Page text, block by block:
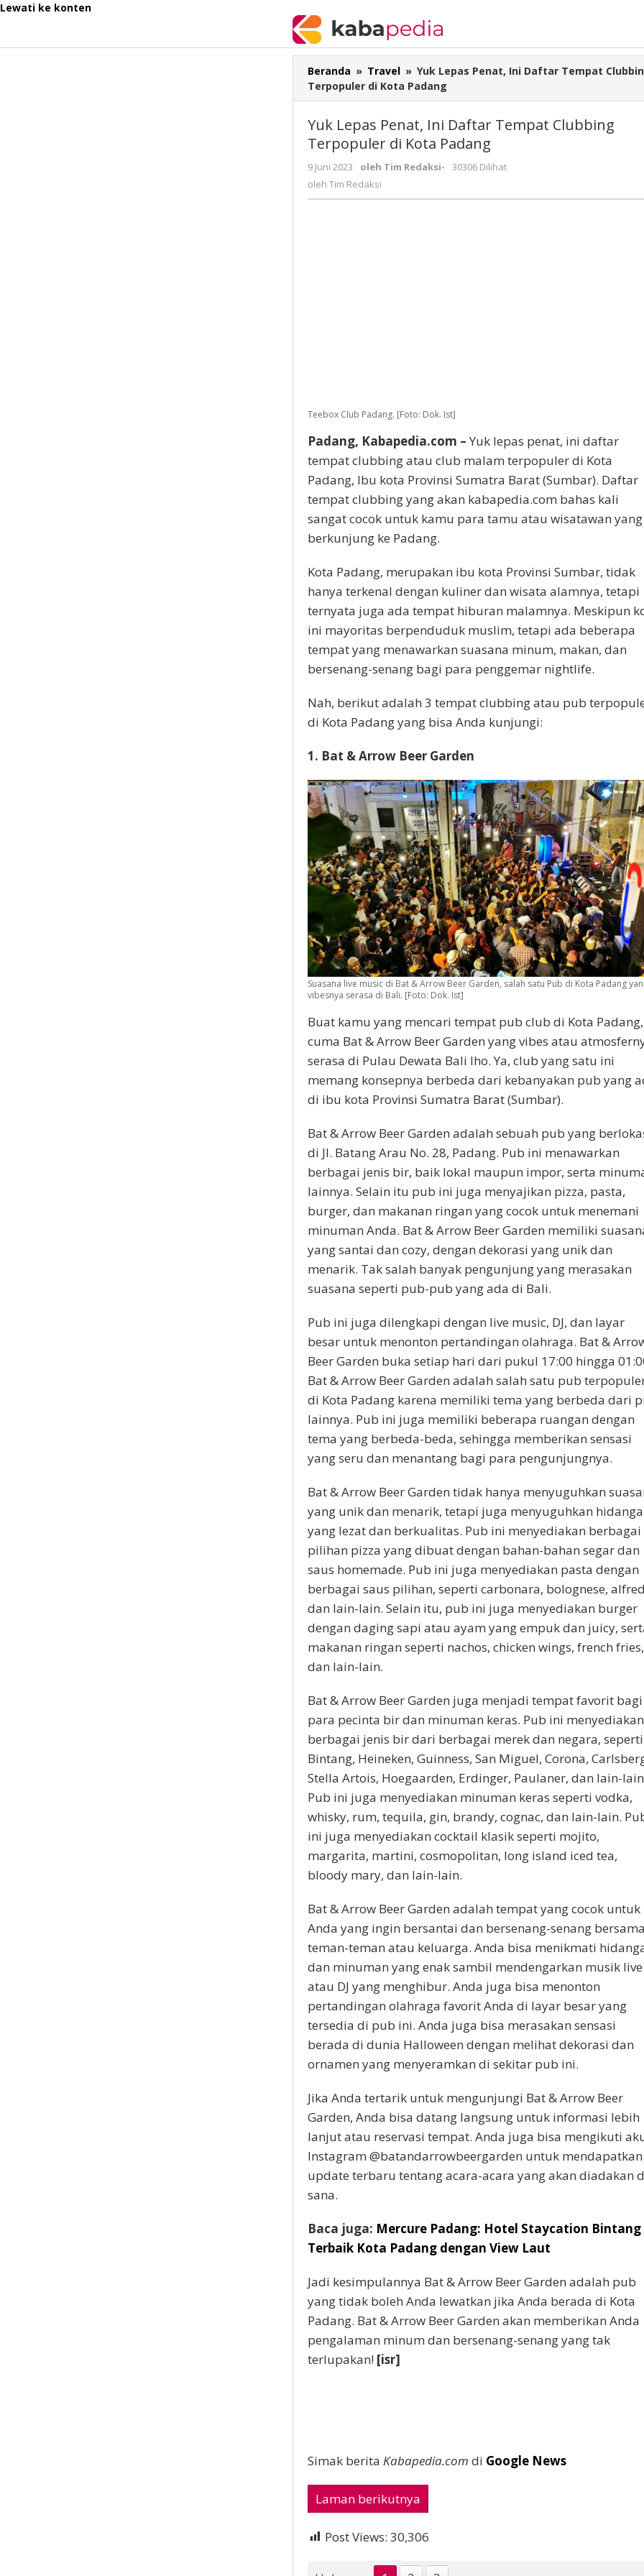
Lewati ke konten
Beranda » Travel » Yuk Lepas Penat, Ini Daftar Tempat
Terpopuler di Kota Padang
Yuk Lepas Penat, Ini Daftar Tempat Clubbing
Terpopuler di Kota Padang
9 Juni 2023 oleh Tim Redaksi-
30306 Dilihat
oleh Tim Redaksi
Teebox Club Padang. [Foto: Dok. Ist]
Padang, Kabapedia.com – Yuk lepas penat, ini daftar
tempat clubbing atau club malam terpopuler di Kota
Padang, Ibu kota Provinsi Sumatra Barat (Sumbar). Daftar
tempat clubbing yang akan kabapedia.com bahas kali
sangat cocok untuk kamu para tamu atau wisatawan yang
berkunjung ke Padang.
Kota Padang, merupakan ibu kota Provinsi Sumbar, tidak
hanya terkenal dengan kuliner dan wisata alamnya, tetapi
ternyata juga ada tempat hiburan malamnya. Meskipun
ini mayoritas berpenduduk muslim, tetapi ada beberapa
tempat yang menawarkan suasana minum, makan, dan
bersenang-senang bagi para penggemar nightlife.
Nah, berikut adalah 3 tempat clubbing atau pub
di Kota Padang yang bisa Anda kunjungi:
1. Bat & Arrow Beer Garden
Suasana live music di Bat & Arrow Beer Garden, salah satu Pub di Kota Padang
vibesnya serasa di Bali. [Foto: Dok. Ist]
Buat kamu yang mencari tempat pub club di Kota Padang,
cuma Bat & Arrow Beer Garden yang vibes atau
serasa di Pulau Dewata Bali lho. Ya, club yang satu ini
memang konsepnya berbeda dari kebanyakan pub yang
di ibu kota Provinsi Sumatra Barat (Sumbar).
Bat & Arrow Beer Garden adalah sebuah pub yang
di Jl. Batang Arau No. 28, Padang. Pub ini menawarkan
berbagai jenis bir, baik lokal maupun impor, serta
lainnya. Selain itu pub ini juga menyajikan pizza, pasta,
burger, dan makanan ringan yang cocok untuk menemani
minuman Anda. Bat & Arrow Beer Garden memiliki
yang santai dan cozy, dengan dekorasi yang unik dan
menarik. Tak salah banyak pengunjung yang merasakan
suasana seperti pub-pub yang ada di Bali.
Pub ini juga dilengkapi dengan live music, DJ, dan layar
besar untuk menonton pertandingan olahraga. Bat &
Beer Garden buka setiap hari dari pukul 17:00 hingga
Bat & Arrow Beer Garden adalah salah satu pub
di Kota Padang karena memiliki tema yang berbeda dari
lainnya. Pub ini juga memiliki beberapa ruangan dengan
tema yang berbeda-beda, sehingga memberikan sensasi
yang seru dan menantang bagi para pengunjungnya.
Bat & Arrow Beer Garden tidak hanya menyuguhkan
yang unik dan menarik, tetapi juga menyuguhkan
yang lezat dan berkualitas. Pub ini menyediakan berbagai
pilihan pizza yang dibuat dengan bahan-bahan segar dan
saus homemade. Pub ini juga menyediakan pasta dengan
berbagai saus pilihan, seperti carbonara, bolognese,
dan lain-lain. Selain itu, pub ini juga menyediakan burger
dengan daging sapi atau ayam yang empuk dan juicy,
makanan ringan seperti nachos, chicken wings, french fries,
dan lain-lain.
Bat & Arrow Beer Garden juga menjadi tempat favorit bagi
para pecinta bir dan minuman keras. Pub ini menyediakan
berbagai jenis bir dari berbagai merek dan negara, seperti
Bintang, Heineken, Guinness, San Miguel, Corona,
Stella Artois, Hoegaarden, Erdinger, Paulaner, dan lain-
Pub ini juga menyediakan minuman keras seperti vodka,
whisky, rum, tequila, gin, brandy, cognac, dan lain-lain.
ini juga menyediakan cocktail klasik seperti mojito,
margarita, martini, cosmopolitan, long island iced tea,
bloody mary, dan lain-lain.
Bat & Arrow Beer Garden adalah tempat yang cocok untuk
Anda yang ingin bersantai dan bersenang-senang
teman-teman atau keluarga. Anda bisa menikmati
dan minuman yang enak sambil mendengarkan musik live
atau DJ yang menghibur. Anda juga bisa menonton
pertandingan olahraga favorit Anda di layar besar yang
tersedia di pub ini. Anda juga bisa merasakan sensasi
berada di dunia Halloween dengan melihat dekorasi dan
ornamen yang menyeramkan di sekitar pub ini.
Jika Anda tertarik untuk mengunjungi Bat & Arrow Beer
Garden, Anda bisa datang langsung untuk informasi lebih
lanjut atau reservasi tempat. Anda juga bisa mengikuti
Instagram @batandarrowbeergarden untuk mendapatkan
update terbaru tentang acara-acara yang akan diadakan
sana.
Baca juga: Mercure Padang: Hotel Staycation Bintang
Terbaik Kota Padang dengan View Laut
Jadi kesimpulannya Bat & Arrow Beer Garden adalah pub
yang tidak boleh Anda lewatkan jika Anda berada di Kota
Padang. Bat & Arrow Beer Garden akan memberikan Anda
pengalaman minum dan bersenang-senang yang tak
terlupakan! [isr]
Simak berita Kabapedia.com di Google News
Laman berikutnya
Post Views: 30,306